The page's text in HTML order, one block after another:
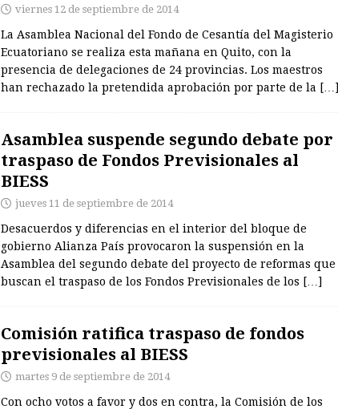
viernes 12 de septiembre de 2014
La Asamblea Nacional del Fondo de Cesantía del Magisterio
Ecuatoriano se realiza esta mañana en Quito, con la
presencia de delegaciones de 24 provincias. Los maestros
han rechazado la pretendida aprobación por parte de la […]
Asamblea suspende segundo debate por
traspaso de Fondos Previsionales al
BIESS
jueves 11 de septiembre de 2014
Desacuerdos y diferencias en el interior del bloque de
gobierno Alianza País provocaron la suspensión en la
Asamblea del segundo debate del proyecto de reformas que
buscan el traspaso de los Fondos Previsionales de los […]
Comisión ratifica traspaso de fondos
previsionales al BIESS
martes 9 de septiembre de 2014
Con ocho votos a favor y dos en contra, la Comisión de los